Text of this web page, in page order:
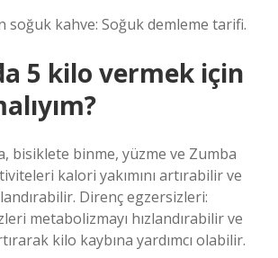
soğuk kahve: Soğuk demleme tarifi.
5 kilo vermek için
bisiklete binme, yüzme ve Zumba
kalori yakımını artırabilir ve
Direnç egzersizleri:
metabolizmayı hızlandırabilir ve
kilo kaybına yardımcı olabilir.